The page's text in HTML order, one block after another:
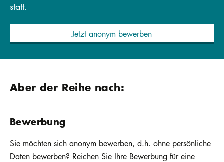
statt.
Jetzt anonym bewerben
Aber der Reihe nach:
Bewerbung
Sie möchten sich anonym bewerben, d.h. ohne persönliche
Daten bewerben? Reichen Sie Ihre Bewerbung für eine